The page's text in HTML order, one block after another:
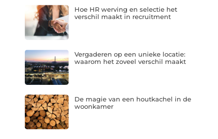
Hoe HR werving en selectie het
verschil maakt in recruitment
Vergaderen op een unieke locatie:
waarom het zoveel verschil maakt
De magie van een houtkachel in de
woonkamer